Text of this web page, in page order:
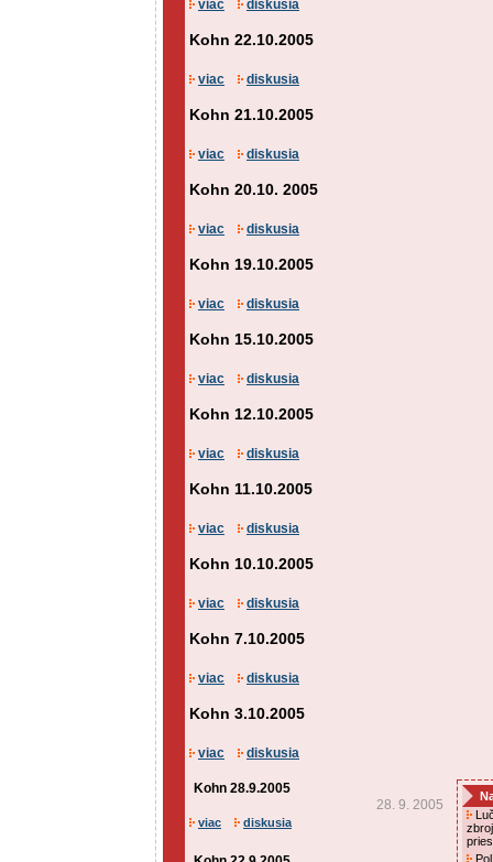
viac diskusia
Kohn 22.10.2005
viac diskusia
Kohn 21.10.2005
viac diskusia
Kohn 20.10. 2005
viac diskusia
Kohn 19.10.2005
viac diskusia
Kohn 15.10.2005
viac diskusia
Kohn 12.10.2005
viac diskusia
Kohn 11.10.2005
viac diskusia
Kohn 10.10.2005
viac diskusia
Kohn 7.10.2005
viac diskusia
Kohn 3.10.2005
viac diskusia
Kohn 28.9.2005
28. 9. 2005
viac diskusia